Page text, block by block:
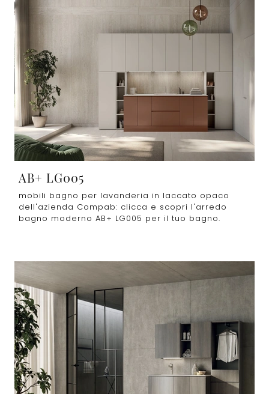
AB+ LG005
mobili bagno per lavanderia in laccato opaco
dell'azienda Compab: clicca e scopri l'arredo
bagno moderno AB+ LG005 per il tuo bagno.